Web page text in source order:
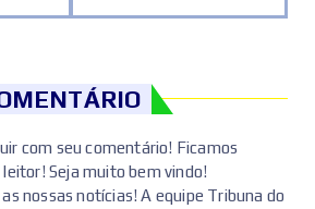
com seu comentário! Ficamos
Seja muito bem vindo!
nossas notícias! A equipe Tribuna do